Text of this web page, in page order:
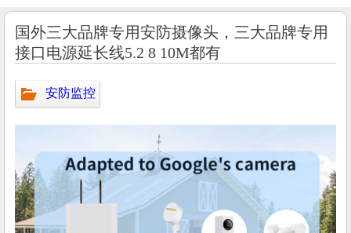
国外三大品牌专用安防摄像头，三大品牌专用
接口电源延长线5.2 8 10M都有
安防监控